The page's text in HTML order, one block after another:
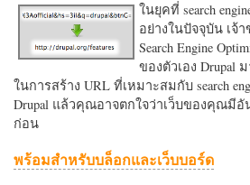
ในยุคที่ search
อย่างในปัจจุบัน เจ้
Search Engine
ของตัวเอง Drupal
ในการสร้าง URL ที่เหมาะสมกับ search
Drupal แล้วคุณอาจตกใจว่าเว็บของคุณมี
ก่อน
พร้อมสำหรับบล็อกและเว็บบอร์ด